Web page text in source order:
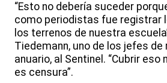
“Esto no debería suceder
como periodistas fue registrar
los terrenos de nuestra
Tiedemann, uno de los jefes de
anuario, al Sentinel. “Cubrir eso
es censura”.